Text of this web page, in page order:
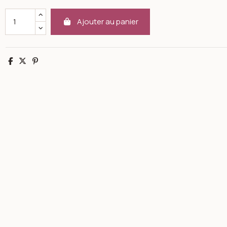
Ajouter au panier
Partager
TweetPinterest